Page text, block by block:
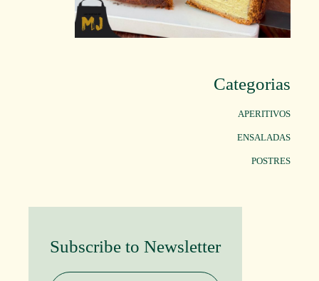
Categorias
APERITIVOS
ENSALADAS
POSTRES
Subscribe to Newsletter